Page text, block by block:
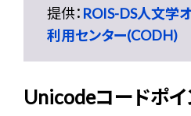
提供： ROIS-DS人文学
利用センター(CODH)
Unicodeコードポイ